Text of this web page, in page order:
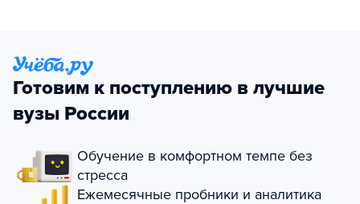
Готовим к поступлению в лучшие
вузы России
Обучение в комфортном темпе без
стресса
Ежемесячные пробники и аналитика